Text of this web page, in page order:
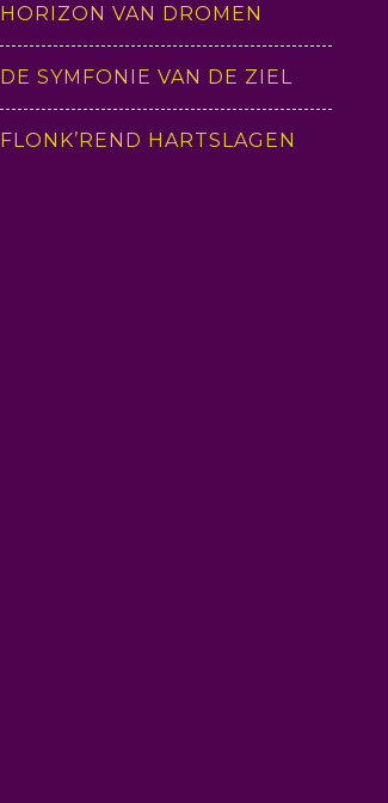
HORIZON VAN DROMEN
DE SYMFONIE VAN DE ZIEL
FLONK’REND HARTSLAGEN